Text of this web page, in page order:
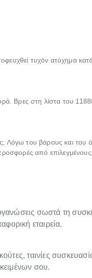
τυχόν ατύχημα
Βρες στη λίστα του
Λόγω του βάρους και
από επιλεγμένους
σωστά τη
εταιρεία.
ταινίες
σου.